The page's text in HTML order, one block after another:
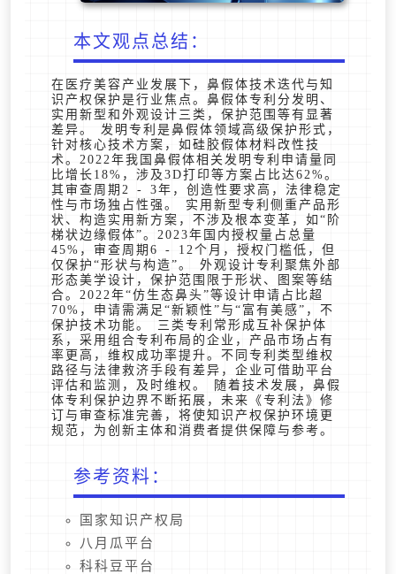
本文观点总结：
在医疗美容产业发展下，鼻假体技术迭代与知
识产权保护是行业焦点。鼻假体专利分发明、
实用新型和外观设计三类，保护范围等有显著
差异。 发明专利是鼻假体领域高级保护形式，
针对核心技术方案，如硅胶假体材料改性技
术。2022年我国鼻假体相关发明专利申请量同
比增长18%，涉及3D打印等方案占比达62%。
其审查周期2 - 3年，创造性要求高，法律稳定
性与市场独占性强。 实用新型专利侧重产品形
状、构造实用新方案，不涉及根本变革，如“阶
梯状边缘假体”。2023年国内授权量占总量
45%，审查周期6 - 12个月，授权门槛低，但
仅保护“形状与构造”。 外观设计专利聚焦外部
形态美学设计，保护范围限于形状、图案等结
合。2022年“仿生态鼻头”等设计申请占比超
70%，申请需满足“新颖性”与“富有美感”，不
保护技术功能。 三类专利常形成互补保护体
系，采用组合专利布局的企业，产品市场占有
率更高，维权成功率提升。不同专利类型维权
路径与法律救济手段有差异，企业可借助平台
评估和监测，及时维权。 随着技术发展，鼻假
体专利保护边界不断拓展，未来《专利法》修
订与审查标准完善，将使知识产权保护环境更
规范，为创新主体和消费者提供保障与参考。
参考资料：
国家知识产权局
八月瓜平台
科科豆平台